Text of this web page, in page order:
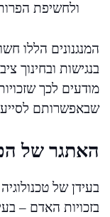
ולחשיפת
המנגנונים הללו
בנגישות ובחינוך
מודעים לכך
שבאפשרותם
האתגר של
בעידן של
בזכויות האדם –